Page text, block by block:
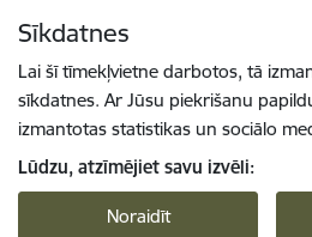
Sīkdatnes
Lai šī tīmekļvietne darbotos, tā
sīkdatnes. Ar Jūsu piekrišanu
izmantotas statistikas un sociālo
Lūdzu, atzīmējiet savu izvēli:
Noraidīt